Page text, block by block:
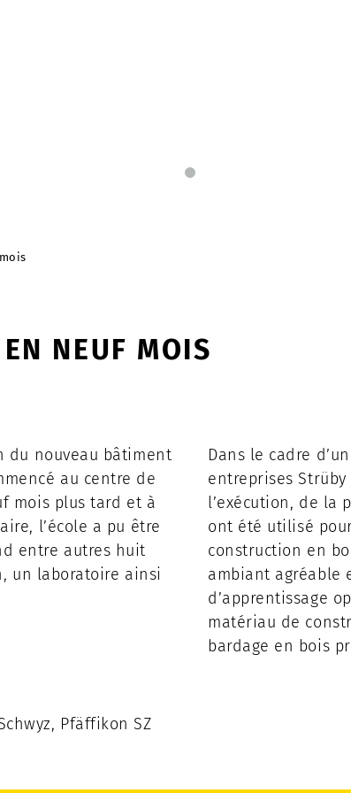
NEUF MOIS
du nouveau bâtiment
au centre de
mois plus tard et à
l’école a pu être
entre autres huit
un laboratoire ainsi
Dans le cadre
entreprises
l’exécution, de la
ont été utilisé
construction en
ambiant agréable
d’apprentissage
matériau de
bardage en bois